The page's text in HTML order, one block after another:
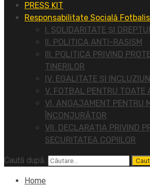
PRESS KIT
Responsabilitate Socială
I. SOLIDARITATE ȘI
II. POLITICA ANTI-RASISM
III. POLITICA PRIVIND
TINERILOR
IV. EGALITATE ȘI
V. FOTBAL PENTRU TOATE
VI. ANGAJAMENT PENTRU
ÎNCONJURĂTOR
VII. DECLARAȚIA PRIVIND
SECURITATEA COPIILOR
Caută după:
Home